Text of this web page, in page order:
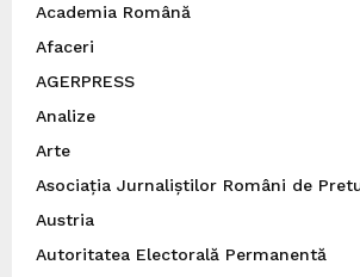
Academia Română
Afaceri
AGERPRESS
Analize
Arte
Asociația Jurnaliștilor Români de
Austria
Autoritatea Electorală Permanentă